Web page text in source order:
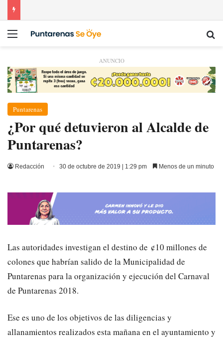
Menú
ANUNCIO
Puntarenas
¿Por qué detuvieron al Alcalde de
Puntarenas?
Redacción 30 de octubre de 2019 | 1:29 pm Menos de un minuto
Las autoridades investigan el destino de ¢10 millones de
colones que habrían salido de la Municipalidad de
Puntarenas para la organización y ejecución del Carnaval
de Puntarenas 2018.
Ese es uno de los objetivos de las diligencias y
allanamientos realizados esta mañana en el ayuntamiento y